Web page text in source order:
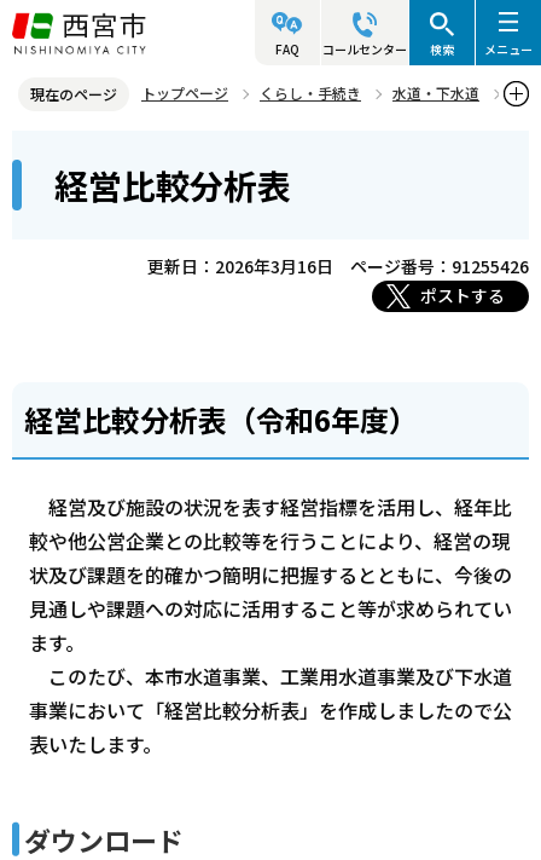
こ
の
ジ
先
FAQ コールセンター 検索 メニュー
現在のページ トップページ くらし・手続き
水道・下水道
こ
経営比較分析表
更新日：2026年3月16日
ページ番号：91255426
ポストする
経営比較分析表（令和6年度）
経営及び施設の状況を表す経営指標を活用し、経年比
較や他公営企業との比較等を行うことにより、経営の現
状及び課題を的確かつ簡明に把握するとともに、今後の
見通しや課題への対応に活用すること等が求められてい
ます。
このたび、本市水道事業、工業用水道事業及び下水道
事業において「経営比較分析表」を作成しましたので公
表いたします。
ダウンロード